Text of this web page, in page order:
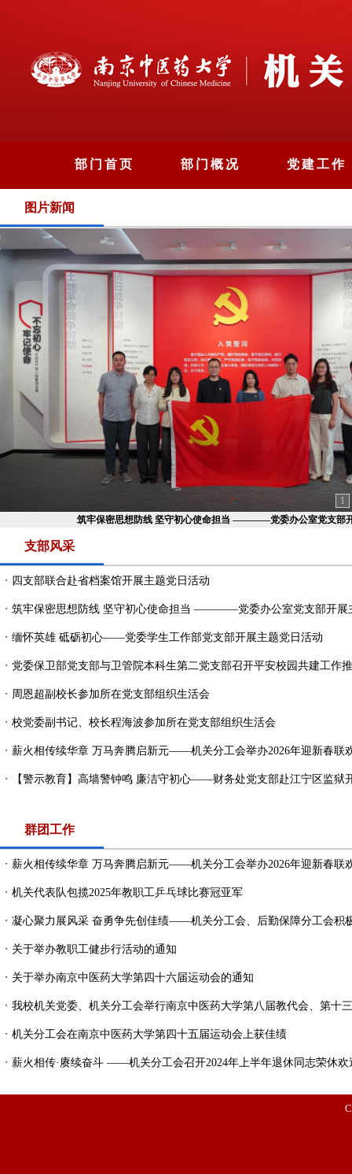
部门首页 部门概况 党建工作
图片新闻
1
筑牢保密思想防线 坚守初心使命担当 ————党委办公室党支部
支部风采
・ 四支部联合赴省档案馆开展主题党日活动
・ 筑牢保密思想防线 坚守初心使命担当 ————党委办公室党支部开展
・ 缅怀英雄 砥砺初心——党委学生工作部党支部开展主题党日活动
・ 党委保卫部党支部与卫管院本科生第二党支部召开平安校园共建工作
・ 周恩超副校长参加所在党支部组织生活会
・ 校党委副书记、校长程海波参加所在党支部组织生活会
・ 薪火相传续华章 万马奔腾启新元——机关分工会举办2026年迎新春联
・ 【警示教育】高墙警钟鸣 廉洁守初心——财务处党支部赴江宁区监狱
群团工作
・ 薪火相传续华章 万马奔腾启新元——机关分工会举办2026年迎新春联
・ 机关代表队包揽2025年教职工乒乓球比赛冠亚军
・ 凝心聚力展风采 奋勇争先创佳绩——机关分工会、后勤保障分工会积
・ 关于举办教职工健步行活动的通知
・ 关于举办南京中医药大学第四十六届运动会的通知
・ 我校机关党委、机关分工会举行南京中医药大学第八届教代会、第十
・ 机关分工会在南京中医药大学第四十五届运动会上获佳绩
・ 薪火相传·赓续奋斗 ——机关分工会召开2024年上半年退休同志荣休欢